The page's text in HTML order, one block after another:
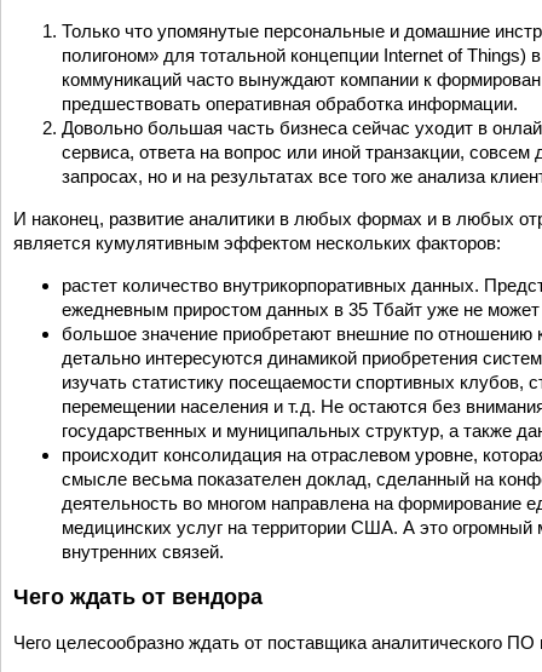
Только что упомянутые персональные и домашние
полигоном» для тотальной концепции Internet of
коммуникаций часто вынуждают компании к
предшествовать оперативная обработка информации.
Довольно большая часть бизнеса сейчас уходит в
сервиса, ответа на вопрос или иной транзакции,
запросах, но и на результатах все того же анализа
И наконец, развитие аналитики в любых формах и в любых
является кумулятивным эффектом нескольких факторов:
растет количество внутрикорпоративных данных.
ежедневным приростом данных в 35 Тбайт уже не
большое значение приобретают внешние по отношению
детально интересуются динамикой приобретения
изучать статистику посещаемости спортивных
перемещении населения и т. д. Не остаются без
государственных и муниципальных структур, а также
происходит консолидация на отраслевом уровне,
смысле весьма показателен доклад, сделанный на
деятельность во многом направлена на формирование
медицинских услуг на территории США. А это
внутренних связей.
Чего ждать от вендора
Чего целесообразно ждать от поставщика аналитического